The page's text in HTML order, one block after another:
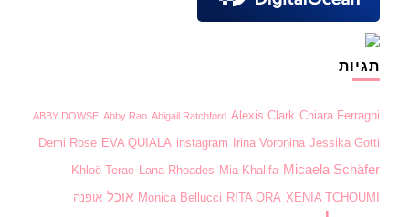
תגיות
ABBY DOWSE Abby Rao Abigail Ratchford Alexis Clark Chiara Ferragni
Demi Rose EVA QUIALA instagram Irina Voronina Jessika Gotti
Khloë Terae
Lana Rhoades Mia Khalifa Micaela Schäfer
Monica Bellucci RITA ORA XENIA TCHOUMI אוכל אופנה